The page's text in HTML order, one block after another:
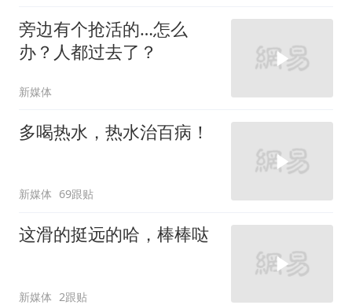
旁边有个抢活的…怎么
办？人都过去了？
新媒体
多喝热水，热水治百病！
新媒体 69跟贴
这滑的挺远的哈，棒棒哒
新媒体 2跟贴